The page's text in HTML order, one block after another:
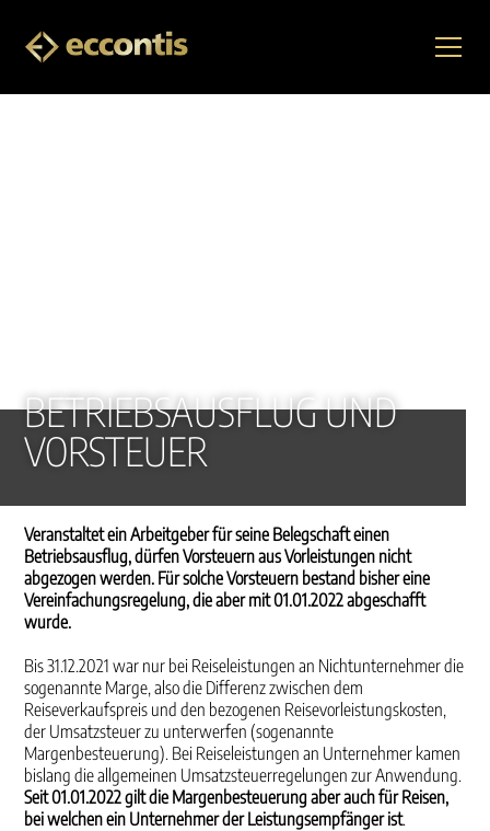
BETRIEBSAUSFLUG UND
VORSTEUER
Veranstaltet ein Arbeitgeber für seine Belegschaft einen
Betriebsausflug, dürfen Vorsteuern aus Vorleistungen nicht
abgezogen werden. Für solche Vorsteuern bestand bisher eine
Vereinfachungsregelung, die aber mit 01.01.2022 abgeschafft
wurde.
Bis 31.12.2021 war nur bei Reiseleistungen an Nichtunternehmer die
sogenannte Marge, also die Differenz zwischen dem
Reiseverkaufspreis und den bezogenen Reisevorleistungskosten,
der Umsatzsteuer zu unterwerfen (sogenannte
Margenbesteuerung). Bei Reiseleistungen an Unternehmer kamen
bislang die allgemeinen Umsatzsteuerregelungen zur Anwendung.
Seit 01.01.2022 gilt die Margenbesteuerung aber auch für Reisen,
bei welchen ein Unternehmer der Leistungsempfänger ist.